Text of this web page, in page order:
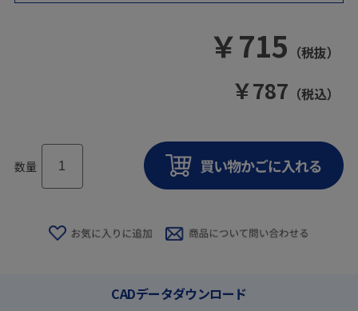
￥715 （税抜）
￥787 （税込）
数量
CADデータダウンロード